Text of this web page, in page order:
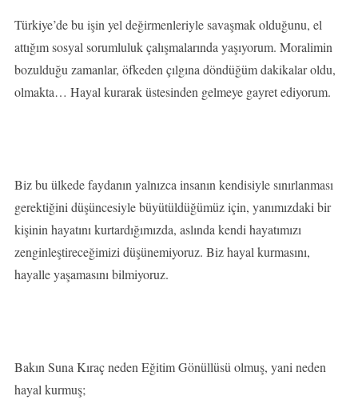
Türkiye’de bu işin yel değirmenleriyle savaşmak olduğunu, el
attığım sosyal sorumluluk çalışmalarında yaşıyorum. Moralimin
bozulduğu zamanlar, öfkeden çılgına döndüğüm dakikalar oldu,
olmakta… Hayal kurarak üstesinden gelmeye gayret ediyorum.
Biz bu ülkede faydanın yalnızca insanın kendisiyle sınırlanması
gerektiğini düşüncesiyle büyütüldüğümüz için, yanımızdaki bir
kişinin hayatını kurtardığımızda, aslında kendi hayatımızı
zenginleştireceğimizi düşünemiyoruz. Biz hayal kurmasını,
hayalle yaşamasını bilmiyoruz.
Bakın Suna Kıraç neden Eğitim Gönüllüsü olmuş, yani neden
hayal kurmuş;